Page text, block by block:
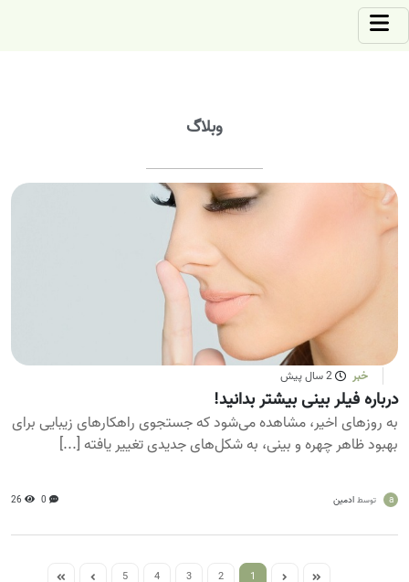
وبلاگ
خبر 2 سال پیش
درباره فیلر بینی بیشتر بدانید!
به روزهای اخیر، مشاهده می‌شود که جستجوی راهکارهای زیبایی برای
بهبود ظاهر چهره و بینی، به شکل‌های جدیدی تغییر یافته [...]
a توسط ادمین 0
26
1
2
3
4
5